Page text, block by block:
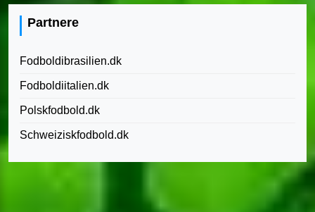
Partnere
Fodboldibrasilien.dk
Fodboldiitalien.dk
Polskfodbold.dk
Schweiziskfodbold.dk